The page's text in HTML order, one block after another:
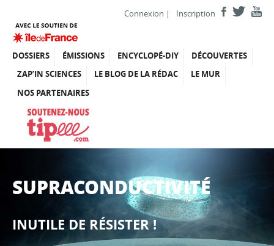
Connexion | Inscription
DOSSIERS ÉMISSIONS ENCYCLOPÉ-DIY
DÉCOUVERTES
ZAP’IN SCIENCES
LE BLOG DE LA RÉDAC
LE MUR
NOS PARTENAIRES
SUPRACONDUCTIVITÉ
INUTILE DE RÉSISTER !